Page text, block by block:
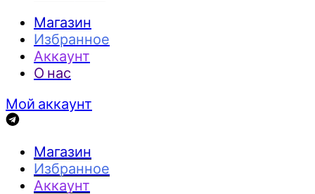
Магазин
Избранное
Аккаунт
О нас
Мой аккаунт
Магазин
Избранное
Аккаунт